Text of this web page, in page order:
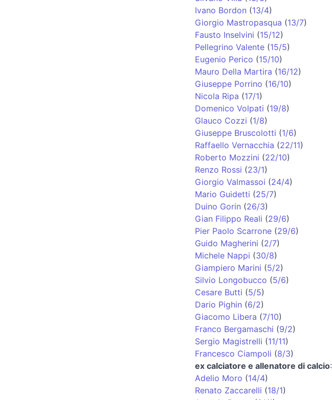
Ivano Bordon (13/4)
Giorgio Mastropasqua (13/7)
Fausto Inselvini (15/12)
Pellegrino Valente(15/5)
Eugenio Perico (15/10)
Mauro Della Martira (16/12)
Giuseppe Porrino (16/10)
Nicola Ripa (17/1)
Domenico Volpati (19/8)
Glauco Cozzi (1/8)
Giuseppe Bruscolotti (1/6)
Raffaello Vernacchia (22/11)
Roberto Mozzini (22/10)
Renzo Rossi (23/1)
Giorgio Valmassoi (24/4)
Mario Guidetti (25/7)
Duino Gorin (26/3)
Gian Filippo Reali (29/6)
Pier Paolo Scarrone(29/6)
Guido Magherini (2/7)
Michele Nappi (30/8)
Giampiero Marini (5/2)
Silvio Longobucco (5/6)
Cesare Butti (5/5)
Dario Pighin (6/2)
Giacomo Libera (7/10)
Franco Bergamaschi (9/2)
Sergio Magistrelli (11/11)
Francesco Ciampoli (8/3)
ex calciatore e allenatore di calcio:
Adelio Moro (14/4)
Renato Zaccarelli (18/1)